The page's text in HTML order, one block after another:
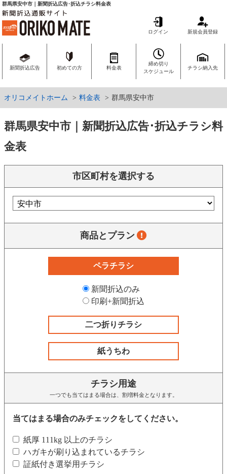
群馬県安中市｜新聞折込広告･折込チラシ料金表
ログイン 新規会員登録
新聞折込広告 初めての方 料金表
締め切り
スケジュール
チラシ納入先
オリコメイトホーム 料金表 群馬県安中市
群馬県安中市｜新聞折込広告･折込チラシ料
金表
市区町村を選択する
商品とプラン
ペラチラシ
新聞折込のみ
印刷+新聞折込
二つ折りチラシ
紙うちわ
チラシ用途
一つでも当てはまる場合は、割増料金となります。
当てはまる場合のみチェックをしてください。
紙厚 111kg 以上のチラシ
ハガキが刷り込まれているチラシ
証紙付き選挙用チラシ